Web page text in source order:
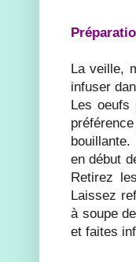
La veille,
infuser
Les oeufs
en début
Retirez
Laissez
à soupe
et faites